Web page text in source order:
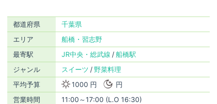
都道府県
千葉県
エリア
船橋・習志野
最寄駅
JR中央・総武線
船橋駅
ジャンル
スイーツ
野菜料理
平均予算
1000 円
円
営業時間
11:00～17:00 (L.O 16:30)